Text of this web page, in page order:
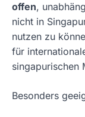
offen,
nicht in
nutzen zu
für
singapurischen
Besonders